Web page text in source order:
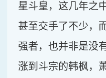
星斗皇，这几年之
甚至交手了不少，
强者，也并非是没
涨到斗宗的韩枫，